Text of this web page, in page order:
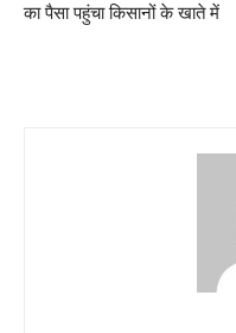
का पैसा पहुंचा किसानों के खाते में